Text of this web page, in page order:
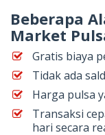
Beberapa
Market
Gratis biaya
Tidak ada
Harga pulsa
Transaksi
hari secara